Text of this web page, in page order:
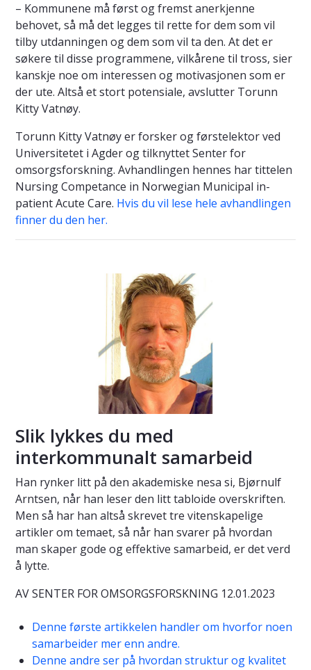
– Kommunene må først og fremst anerkjenne
behovet, så må det legges til rette for dem som vil
tilby utdanningen og dem som vil ta den. At det er
søkere til disse programmene, vilkårene til tross, sier
kanskje noe om interessen og motivasjonen som er
der ute. Altså et stort potensiale, avslutter Torunn
Kitty Vatnøy.
Torunn Kitty Vatnøy er forsker og førstelektor ved
Universitetet i Agder og tilknyttet Senter for
omsorgsforskning. Avhandlingen hennes har tittelen
Nursing Competance in Norwegian Municipal in-
patient Acute Care. Hvis du vil lese hele avhandlingen
finner du den her.
Slik lykkes du med
interkommunalt samarbeid
Han rynker litt på den akademiske nesa si, Bjørnulf
Arntsen, når han leser den litt tabloide overskriften.
Men så har han altså skrevet tre vitenskapelige
artikler om temaet, så når han svarer på hvordan
man skaper gode og effektive samarbeid, er det verd
å lytte.
AV SENTER FOR OMSORGSFORSKNING 12.01.2023
Denne første artikkelen handler om hvorfor noen
samarbeider mer enn andre.
Denne andre ser på hvordan struktur og kvalitet